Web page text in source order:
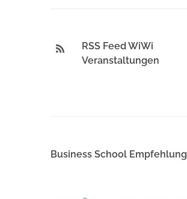
RSS Feed WiWi
Veranstaltungen
Business School Empfehlung